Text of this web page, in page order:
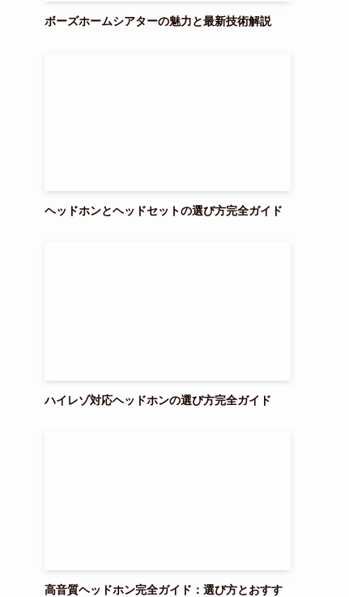
ボーズホームシアターの魅力と最新技術解説
ヘッドホンとヘッドセットの選び方完全ガイド
ハイレゾ対応ヘッドホンの選び方完全ガイド
高音質ヘッドホン完全ガイド：選び方とおすす